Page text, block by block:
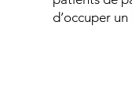
d’occuper